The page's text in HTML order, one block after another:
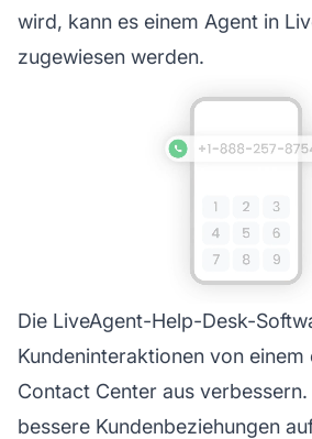
wird, kann es einem Agent in
zugewiesen werden.
Die LiveAgent-Help-Desk-
Kundeninteraktionen von einem
Contact Center aus verbessern.
bessere Kundenbeziehungen